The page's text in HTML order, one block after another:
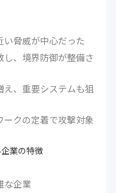
い脅威が中心だった
、境界防御が整備さ
、重要システムも狙
クの定着で攻撃対象
業の特徴
な企業